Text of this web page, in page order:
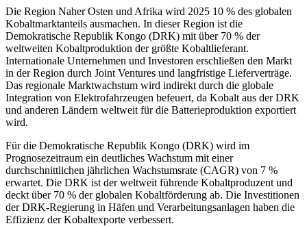
Die Region Naher Osten und Afrika wird 2025 10 % des globalen
Kobaltmarktanteils ausmachen. In dieser Region ist die
Demokratische Republik Kongo (DRK) mit über 70 % der
weltweiten Kobaltproduktion der größte Kobaltlieferant.
Internationale Unternehmen und Investoren erschließen den Markt
in der Region durch Joint Ventures und langfristige Lieferverträge.
Das regionale Marktwachstum wird indirekt durch die globale
Integration von Elektrofahrzeugen befeuert, da Kobalt aus der DRK
und anderen Ländern weltweit für die Batterieproduktion exportiert
wird.
Für die Demokratische Republik Kongo (DRK) wird im
Prognosezeitraum ein deutliches Wachstum mit einer
durchschnittlichen jährlichen Wachstumsrate (CAGR) von 7 %
erwartet. Die DRK ist der weltweit führende Kobaltproduzent und
deckt über 70 % der globalen Kobaltförderung ab. Die Investitionen
der DRK-Regierung in Häfen und Verarbeitungsanlagen haben die
Effizienz der Kobaltexporte verbessert.